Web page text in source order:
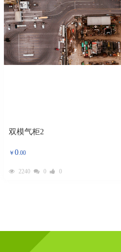
双模气柜2
￥ 0.00
2240 0 0